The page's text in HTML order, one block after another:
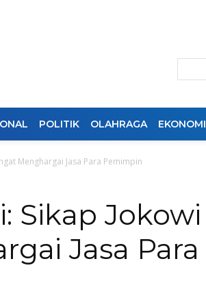
POLITIK OLAHRAGA EKONOMI
Menghargai Jasa Para Pemimpin
Sikap Jokowi
Jasa Para